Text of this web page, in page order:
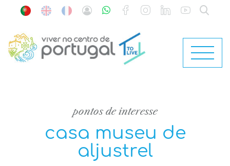
pontos de interesse
casa museu de
aljustrel